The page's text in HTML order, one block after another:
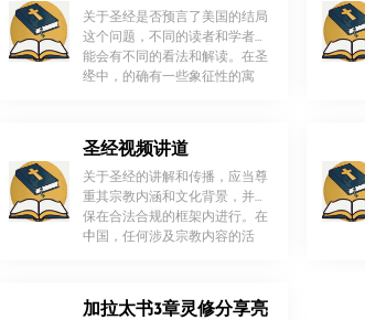
关于圣经是否预言了美国的结局
这个问题，不同的读者和学者可
能会有不同的看法和解读。在圣
经中，的确有一些象征性的寓
！
圣经视频讲道
关于圣经的讲解和传播，应当尊
重其宗教内涵和文化背景，并确
保在合法合规的框架内进行。在
中国，任何涉及宗教内容的活
！
加拉太书3章灵修分享亮